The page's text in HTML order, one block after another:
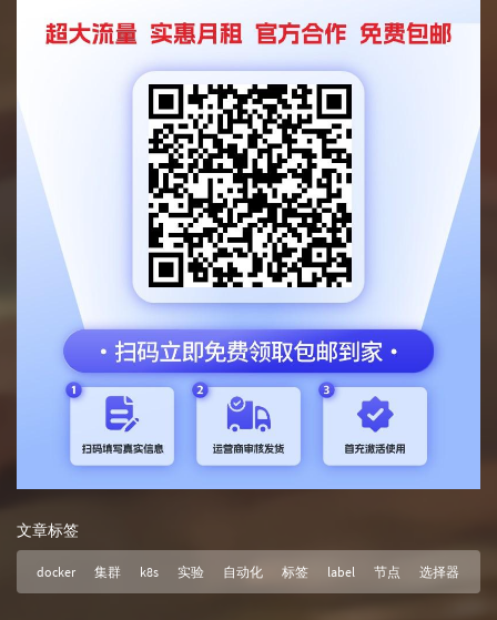
文章标签
docker 集群 k8s 实验 自动化 标签 label 节点 选择器